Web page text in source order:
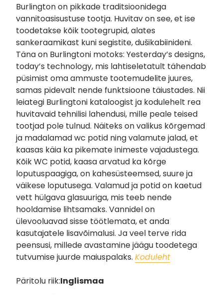
Burlington on pikkade traditsioonidega
vannitoasisustuse tootja. Huvitav on see, et ise
toodetakse kõik tootegrupid, alates
sankeraamikast kuni segistite, dušikabiinideni.
Täna on Burlingtoni motoks: Yesterday’s designs,
today’s technology, mis lahtiseletatult tähendab
püsimist oma ammuste tootemudelite juures,
samas pidevalt nende funktsioone täiustades. Nii
leiategi Burlingtoni kataloogist ja kodulehelt rea
huvitavaid tehnilisi lahendusi, mille peale teised
tootjad pole tulnud. Näiteks on valikus kõrgemad
ja madalamad wc potid ning valamute jalad, et
kaasas käia ka pikemate inimeste vajadustega.
Kõik WC potid, kaasa arvatud ka kõrge
loputuspaagiga, on kahesüsteemsed, suure ja
väikese loputusega. Valamud ja potid on kaetud
vett hülgava glasuuriga, mis teeb nende
hooldamise lihtsamaks. Vannidel on
ülevooluavad sisse töötlemata, et anda
kasutajatele lisavõimalusi. Ja veel terve rida
peensusi, millede avastamine jäägu toodetega
tutvumise juurde maiuspalaks. Koduleht
Päritolu riik:Inglismaa